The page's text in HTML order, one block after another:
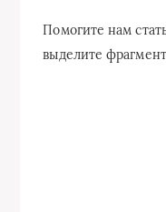
Помогите нам
выделите